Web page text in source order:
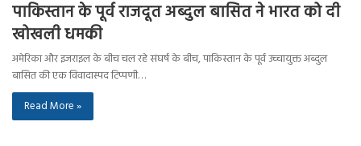
पाकिस्तान के पूर्व राजदूत अब्दुल बासित ने भारत को दी
खोखली धमकी
अमेरिका और इजराइल के बीच चल रहे संघर्ष के बीच, पाकिस्तान के पूर्व उच्चायुक्त अब्दुल
बासित की एक विवादास्पद टिप्पणी…
Read More »